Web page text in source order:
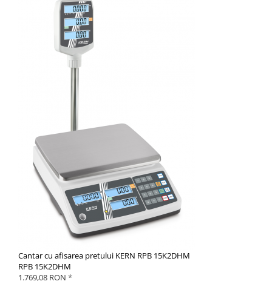
Cantar cu afisarea pretului KERN RPB 15K2DHM
RPB 15K2DHM
1.769,08 RON *